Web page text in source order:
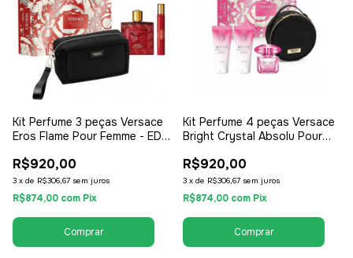
Kit Perfume 3 peças Versace
Eros Flame Pour Femme - EDP
Necessaire - EDP Eau de
Parfum - Masculino
R$920,00
3 x de R$306,67 sem juros
R$874,00 com Pix
Kit Perfume 4 peças Versace
Bright Crystal Absolu Pour
Gel + Lotion + Necessaire -
EDP Eau de Parfum - Feminino
R$920,00
3 x de R$306,67 sem juros
R$874,00 com Pix